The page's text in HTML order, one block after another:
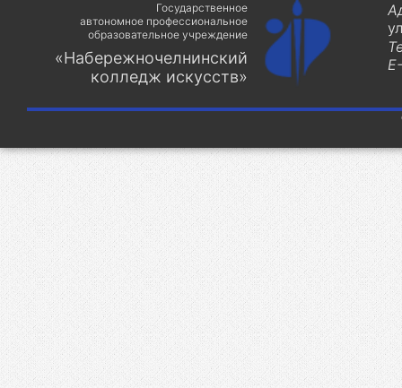
Государственное
автономное профессиональное
образовательное учреждение
«Набережночелнинский
колледж искусств»